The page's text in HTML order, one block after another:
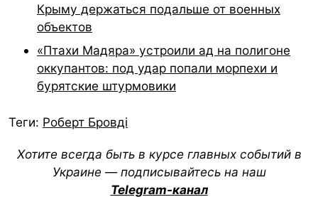
Крыму держаться подальше от военных
объектов
«Птахи Мадяра» устроили ад на полигоне
оккупантов: под удар попали морпехи и
бурятские штурмовики
Теги: Роберт Бровді
Хотите всегда быть в курсе главных событий в
Украине — подписывайтесь на наш
Telegram-канал